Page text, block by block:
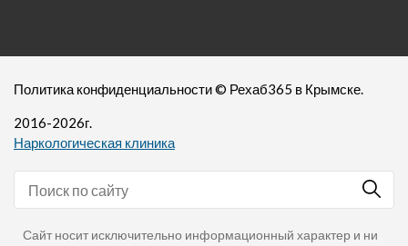
Политика конфиденциальности© Рехаб365 в Крымске.
2016-2026г.
Наркологическая клиника
Сайт носит исключительно информационный характер и ни